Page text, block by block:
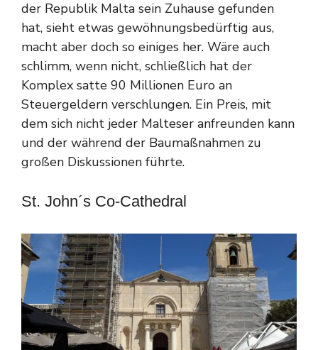
der Republik Malta sein Zuhause gefunden
hat, sieht etwas gewöhnungsbedürftig aus,
macht aber doch so einiges her. Wäre auch
schlimm, wenn nicht, schließlich hat der
Komplex satte 90 Millionen Euro an
Steuergeldern verschlungen. Ein Preis, mit
dem sich nicht jeder Malteser anfreunden kann
und der während der Baumaßnahmen zu
großen Diskussionen führte.
St. John´s Co-Cathedral